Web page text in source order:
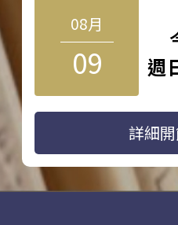
08月
09 週
詳細